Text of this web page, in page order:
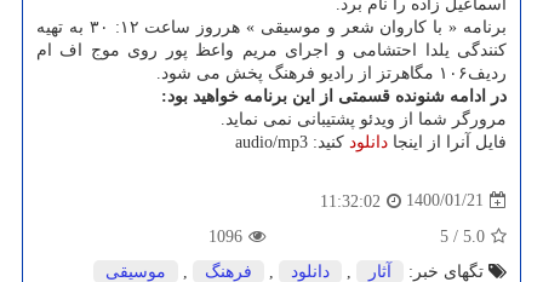
اسماعیل زاده را نام برد.
برنامه « با کاروان شعر و موسیقی » هرروز ساعت ۱۲: ۳۰ به تهیه
کنندگی یلدا احتشامی و اجرای مریم واعظ پور روی موج اف ام
ردیف۱۰۶ مگاهرتز از رادیو فرهنگ پخش می شود.
در ادامه شنونده قسمتی از این برنامه خواهید بود:
مرورگر شما از ویدئو پشتیبانی نمی نماید.
فایل آنرا از اینجا دانلود کنید: audio/mp3
1400/01/21
11:32:02
5.0
/
5
1096
تگهای خبر:
آثار دانلود فرهنگ موسیقی